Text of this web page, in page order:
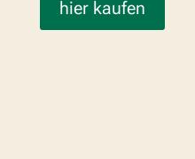
hier kaufen